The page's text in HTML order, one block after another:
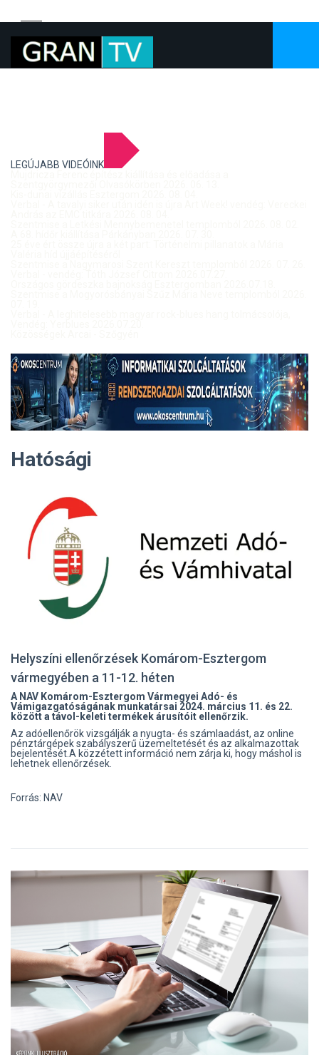
LEGÚJABB VIDEÓINK
Hatósági
Helyszíni ellenőrzések Komárom-Esztergom
vármegyében a 11-12. héten
A NAV Komárom-Esztergom Vármegyei Adó- és
Vámigazgatóságának munkatársai 2024. március 11. és 22.
között a távol-keleti termékek árusítóit ellenőrzik.
Az adóellenőrök vizsgálják a nyugta- és számlaadást, az online
pénztárgépek szabályszerű üzemeltetését és az alkalmazottak
bejelentését.A közzétett információ nem zárja ki, hogy máshol is
lehetnek ellenőrzések.
Forrás: NAV